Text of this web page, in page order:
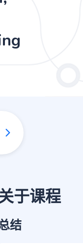
于课程
结